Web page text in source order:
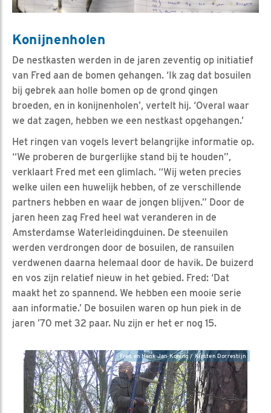
Konijnenholen
De nestkasten werden in de jaren zeventig op initiatief
van Fred aan de bomen gehangen. ‘Ik zag dat bosuilen
bij gebrek aan holle bomen op de grond gingen
broeden, en in konijnenholen’, vertelt hij. ‘Overal waar
we dat zagen, hebben we een nestkast opgehangen.’
Het ringen van vogels levert belangrijke informatie op.
“We proberen de burgerlijke stand bij te houden”,
verklaart Fred met een glimlach. “Wij weten precies
welke uilen een huwelijk hebben, of ze verschillende
partners hebben en waar de jongen blijven.” Door de
jaren heen zag Fred heel wat veranderen in de
Amsterdamse Waterleidingduinen. De steenuilen
werden verdrongen door de bosuilen, de ransuilen
verdwenen daarna helemaal door de havik. De buizerd
en vos zijn relatief nieuw in het gebied. Fred: ‘Dat
maakt het zo spannend. We hebben een mooie serie
aan informatie.’ De bosuilen waren op hun piek in de
jaren ’70 met 32 paar. Nu zijn er het er nog 15.
Fred en Henk Jan Koning / Kirsten Dorrestijn